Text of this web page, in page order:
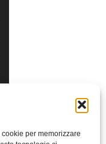
per memorizzare